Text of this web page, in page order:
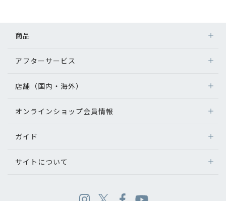
商品
アフターサービス
店舗（国内・海外）
オンラインショップ会員情報
ガイド
サイトについて